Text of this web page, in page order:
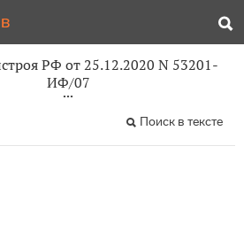
РФ от 25.12.2020 N 53201-
ИФ/07
Поиск в тексте